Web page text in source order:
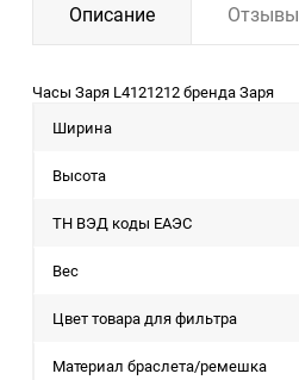
Описание Отзывы
Часы Заря L4121212 бренда Заря
Ширина
Высота
ТН ВЭД коды ЕАЭС
Вес
Цвет товара для фильтра
Материал браслета/ремешка